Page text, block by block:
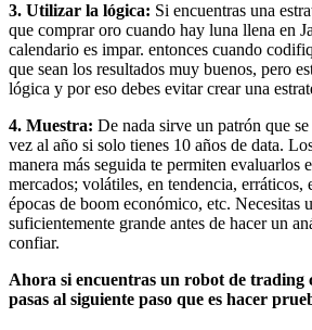
3. Utilizar la lógica: Si encuentras una
que comprar oro cuando hay luna llena en
calendario es impar. entonces cuando
que sean los resultados muy buenos, pero
lógica y por eso debes evitar crear una
4. Muestra: De nada sirve un patrón que
vez al año si solo tienes 10 años de data.
manera más seguida te permiten evaluarlos
mercados; volátiles, en tendencia, erráticos,
épocas de boom económico, etc. Necesitas
suficientemente grande antes de hacer un
confiar.
Ahora si encuentras un robot de trading
pasas al siguiente paso que es hacer